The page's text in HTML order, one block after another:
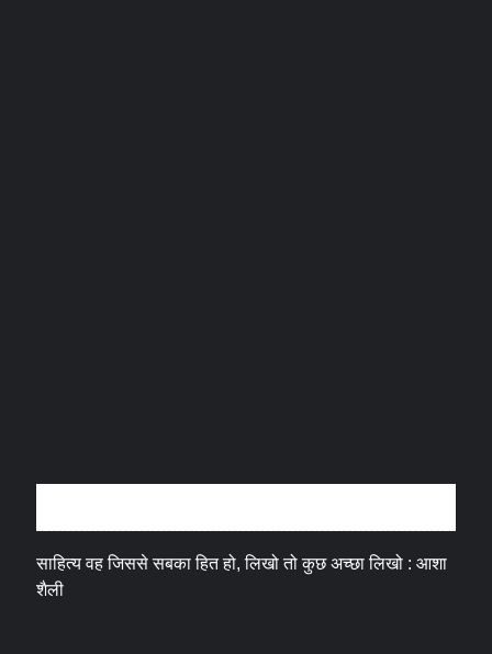
साहित्य वह जिससे सबका हित हो, लिखो तो कुछ अच्छा लिखो : आशा
शैली